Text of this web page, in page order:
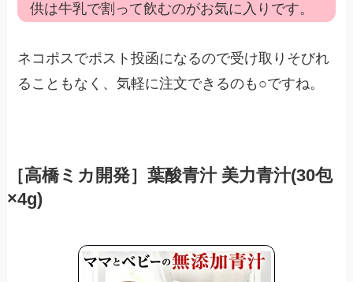
供は牛乳で割って飲むのがお気に入りです。
ネコポスでポスト投函になるので受け取りそびれ
ることもなく、気軽に注文できるのも○ですね。
［高橋ミカ開発］葉酸青汁 美力青汁(30包
×4g)